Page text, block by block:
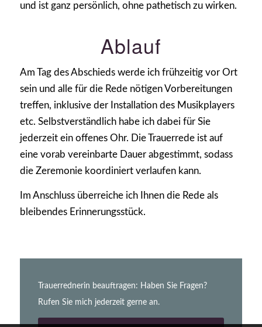
und ist ganz persönlich, ohne pathetisch zu wirken.
Ablauf
Am Tag des Abschieds werde ich frühzeitig vor Ort
sein und alle für die Rede nötigen Vorbereitungen
treffen, inklusive der Installation des Musikplayers
etc. Selbstverständlich habe ich dabei für Sie
jederzeit ein offenes Ohr. Die Trauerrede ist auf
eine vorab vereinbarte Dauer abgestimmt, sodass
die Zeremonie koordiniert verlaufen kann.
Im Anschluss überreiche ich Ihnen die Rede als
bleibendes Erinnerungsstück.
Trauerrednerin beauftragen: Haben Sie Fragen?
Rufen Sie mich jederzeit gerne an.